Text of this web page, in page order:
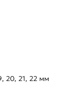
20, 21, 22 мм